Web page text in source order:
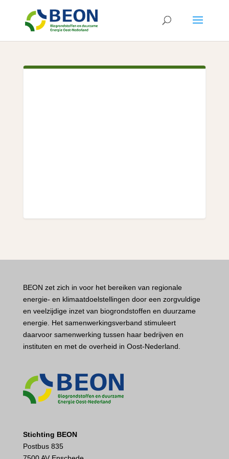
BEON zet zich in voor het bereiken van regionale
energie- en klimaatdoelstellingen door een zorgvuldige
en veelzijdige inzet van biogrondstoffen en duurzame
energie. Het samenwerkingsverband stimuleert
daarvoor samenwerking tussen haar bedrijven en
instituten en met de overheid in Oost-Nederland.
Stichting BEON
Postbus 835